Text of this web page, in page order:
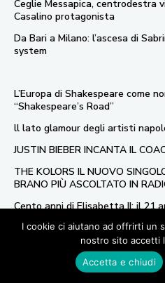
Ceglie Messapica, centrodestra
Casalino protagonista
Da Bari a Milano: l’ascesa di
system
L’Europa di Shakespeare come
“Shakespeare’s Road”
ll lato glamour degli artisti
JUSTIN BIEBER INCANTA IL
THE KOLORS IL NUOVO
BRANO PIÙ ASCOLTATO IN
Cento anni di Elisabetta II: il 21
Privacy Policy
I cookie ci aiutano ad offrirti un
nostro sito accetti
Accetta e chiudi